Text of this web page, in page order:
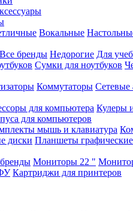
Вокальные
Все бренды Недорогие Для
Сумки для ноутбуков
Коммутаторы Сетевые
для компьютера Кулеры
для компьютеров
мышь и клавиатура
диски Планшеты графические
Мониторы 22 "
Картриджи для принтеров